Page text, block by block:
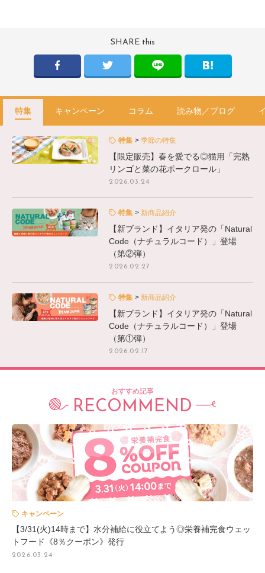
SHARE this
特集 キャンペーン コラム 読み物／ブログ
特集 季節の特集
【限定販売】春を愛でる◎猫用「完熟
リンゴと菜の花ポークロール」
2026.03.24
特集 新商品紹介
【新ブランド】イタリア発の「Natural
Code（ナチュラルコード）」登場
（第②弾）
2026.02.27
特集 新商品紹介
【新ブランド】イタリア発の「Natural
Code（ナチュラルコード）」登場
（第①弾）
2026.02.17
おすすめ記事
RECOMMEND
キャンペーン
【3/31(火)14時まで】水分補給に役立てよう◎栄養補完食ウェッ
トフード《8％クーポン》発行
2026.03.24